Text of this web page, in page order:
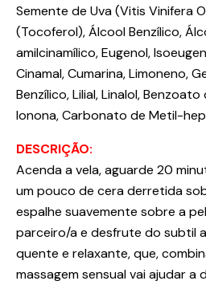
Semente de Uva (Vitis Vinifera
(Tocoferol), Álcool Benzílico,
amilcinamílico, Eugenol,
Cinamal, Cumarina, Limoneno,
Benzílico, Lilial, Linalol,
Ionona, Carbonato de Metil-
DESCRIÇÃO:
Acenda a vela, aguarde 20
um pouco de cera derretida
espalhe suavemente sobre a
parceiro/a e desfrute do subtil
quente e relaxante, que,
massagem sensual vai ajudar a